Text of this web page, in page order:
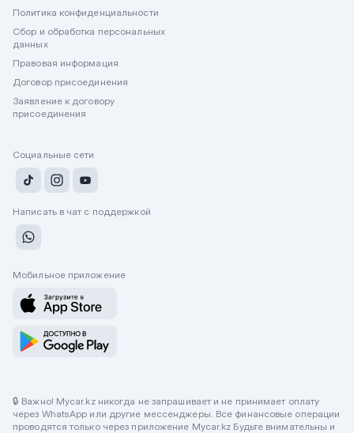
Политика конфиденциальности
Сбор и обработка персональных
данных
Правовая информация
Договор присоединения
Заявление к договору
присоединения
Социальные сети
Написать в чат с поддержкой
Мобильное приложение
🔒 Важно! Mycar.kz никогда не запрашивает и не принимает оплату
через WhatsApp или другие мессенджеры. Все финансовые операции
проводятся только через приложение Mycar.kz Будьте внимательны и